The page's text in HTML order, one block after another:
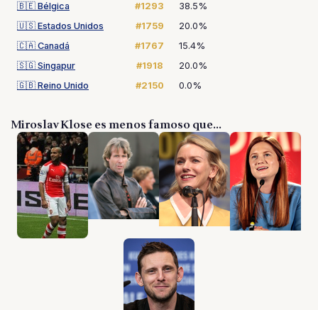
🇧🇪 Bélgica #1293
38.5%
🇺🇸 Estados Unidos #1759
20.0%
🇨🇦 Canadá #1767
15.4%
🇸🇬 Singapur #1918
20.0%
🇬🇧 Reino Unido #2150 0.0%
Miroslav Klose es menos famoso que...